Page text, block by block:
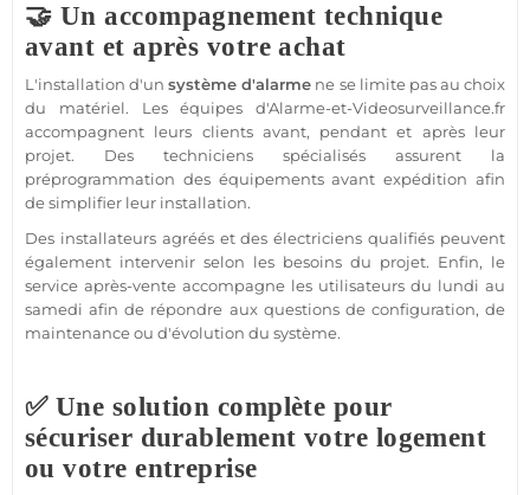
🤝 Un accompagnement technique
avant et après votre achat
L'installation d'unsystème d'alarme ne se limite pas au choix
du matériel. Les équipes d'Alarme-et-Videosurveillance.fr
accompagnent leurs clients avant, pendant et après leur
projet. Des techniciens spécialisés assurent la
préprogrammation des équipements avant expédition afin
de simplifier leur installation.
Des installateurs agréés et des électriciens qualifiés peuvent
également intervenir selon les besoins du projet. Enfin, le
service après-vente accompagne les utilisateurs du lundi au
samedi afin de répondre aux questions de configuration, de
maintenance ou d'évolution du système.
✅ Une solution complète pour
sécuriser durablement votre logement
ou votre entreprise